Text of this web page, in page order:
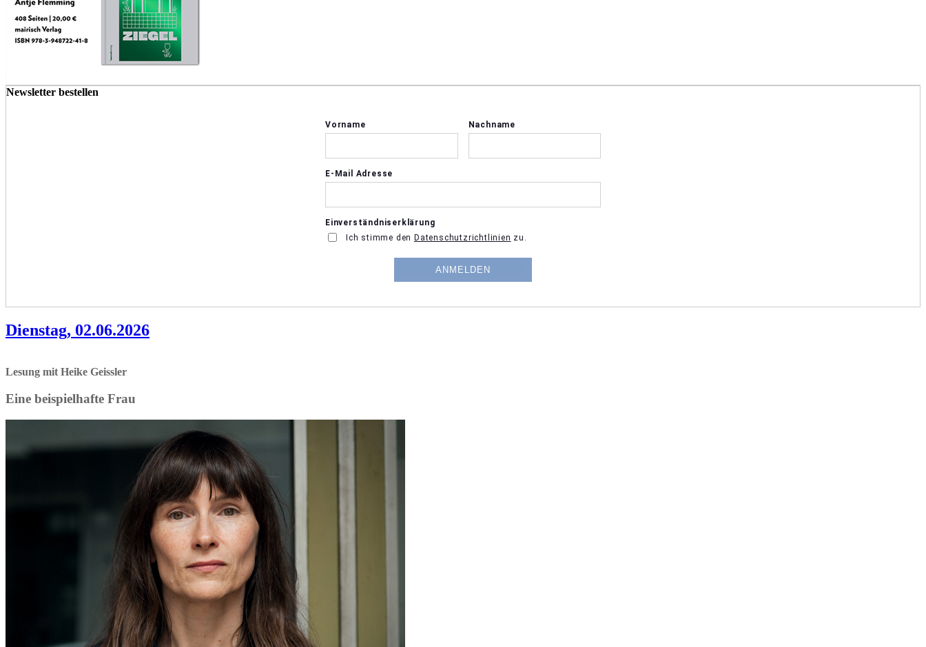
Newsletter bestellen
Dienstag, 02.06.2026
Lesung mit Heike Geissler
Eine beispielhafte Frau